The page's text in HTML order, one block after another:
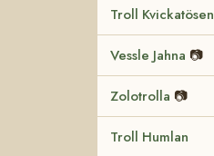
Troll Kvickatösen
Vessle Jahna 📷
Zolotrolla 📷
Troll Humlan